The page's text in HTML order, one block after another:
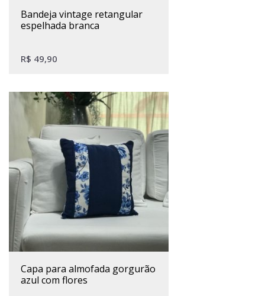
bandeja vintage retangular
espelhada branca
R$ 49,90
capa para almofada gorgurão
azul com flores